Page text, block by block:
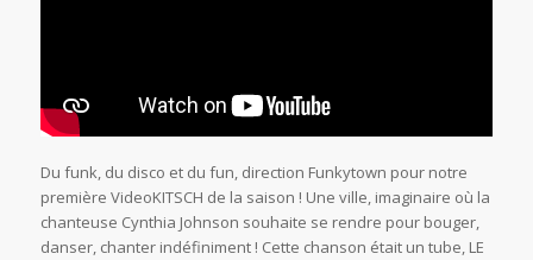
Du funk, du disco et du fun, direction Funkytown pour notre
première VideoKITSCH de la saison ! Une ville, imaginaire où la
chanteuse Cynthia Johnson souhaite se rendre pour bouger,
danser, chanter indéfiniment ! Cette chanson était un tube, LE